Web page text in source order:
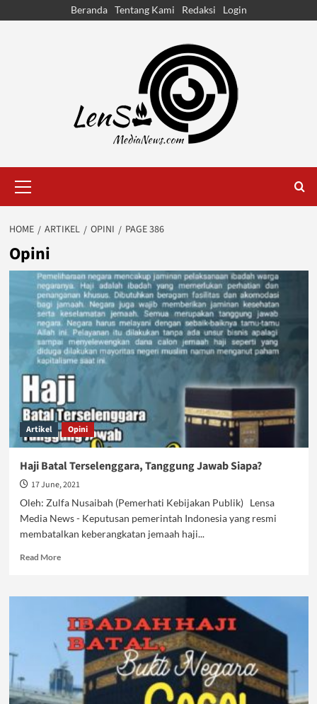
Beranda Tentang Kami Redaksi Login
Menu
HOME ARTIKEL OPINI PAGE 386
Opini
Artikel Opini
Haji Batal Terselenggara, Tanggung Jawab Siapa?
17 June, 2021
Oleh: Zulfa Nusaibah (Pemerhati Kebijakan Publik) Lensa
Media News - Keputusan pemerintah Indonesia yang resmi
membatalkan keberangkatan jemaah haji...
Read MoreRead
Haji
Terselenggara,
Tanggung
Jawab
Siapa?